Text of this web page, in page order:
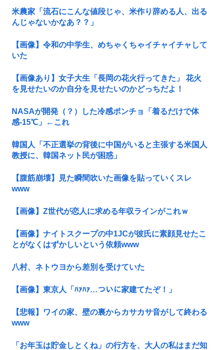
米農家「流石にこんな値段じゃ、米作り辞める人、出る
んじゃないかなあ？？」
【画像】令和の中学生、めちゃくちゃイチャイチャして
いた
【画像あり】女子大生「長岡の花火行ってきた」 花火
を見せたいのか自分を見せたいのかどっちだよ！
NASAが開発（？）した冷感ポンチョ「着るだけで体
感-15℃」←これ
韓国人「不正選挙の背後に中国がいると主張する米国人
教授に、韓国ネット民が困惑」
【腹筋崩壊】見た瞬間吹いた画像を貼っていくスレ
www
【画像】Z世代が恋人に求める年収ラインがこれｗ
【画像】ナイトスクープの中1JCが彼氏に素顔見せたこ
とがなくはずかしいという依頼www
八村、ネトウヨから差別を受けていた
【画像】東京人「ﾊｧﾊｧ…ついに家建てたぞ！」
【悲報】ワイの家、壁の裏からカサカサ音がして終わる
www
「お年玉は貯金しとくね」の行方を、大人の私はまだ知